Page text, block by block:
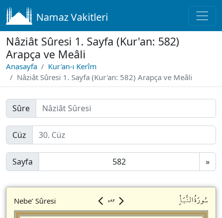
Namaz Vakitleri
Nâziât Sûresi 1. Sayfa (Kur'an: 582)
Arapça ve Meâli
Anasayfa
Kur'an-ı Kerîm
Nâziât Sûresi 1. Sayfa (Kur'an: 582) Arapça ve Meâli
Sûre
Cüz
Sayfa »
Nebe’ Sûresi ٥٨٢ سُورَةُالنَّبَأِ